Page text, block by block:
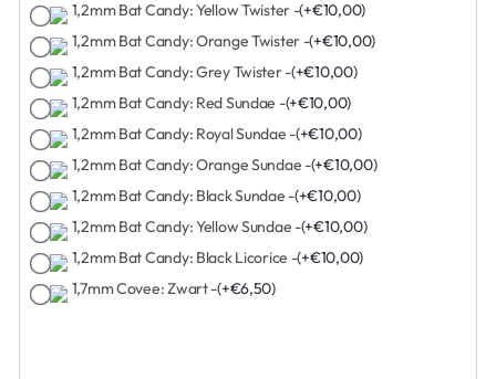
1,2mm Bat Candy: Yellow Twister -(+€10,00)
1,2mm Bat Candy: Orange Twister -(+€10,00)
1,2mm Bat Candy: Grey Twister -(+€10,00)
1,2mm Bat Candy: Red Sundae -(+€10,00)
1,2mm Bat Candy: Royal Sundae -(+€10,00)
1,2mm Bat Candy: Orange Sundae -(+€10,00)
1,2mm Bat Candy: Black Sundae -(+€10,00)
1,2mm Bat Candy: Yellow Sundae -(+€10,00)
1,2mm Bat Candy: Black Licorice -(+€10,00)
1,7mm Covee: Zwart -(+€6,50)